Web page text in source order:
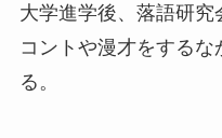
大学進学後、落語研
コントや漫才をする
る。